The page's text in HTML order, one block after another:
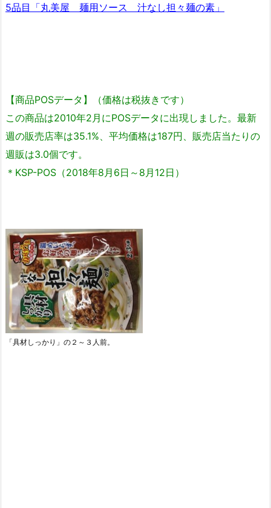
5品目「丸美屋 麺用ソース 汁なし担々麺の素」
【商品POSデータ】（価格は税抜きです）
この商品は2010年2月にPOSデータに出現しました。最新
週の販売店率は35.1%、平均価格は187円、販売店当たりの
週販は3.0個です。
＊KSP-POS（2018年8月6日～8月12日）
「具材しっかり」の２～３人前。